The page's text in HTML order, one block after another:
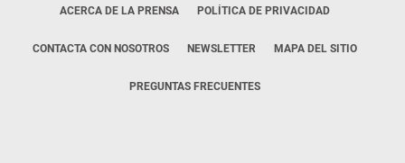
ACERCA DE LA PRENSA POLÍTICA DE PRIVACIDAD
CONTACTA CON NOSOTROS NEWSLETTER MAPA DEL SITIO
PREGUNTAS FRECUENTES